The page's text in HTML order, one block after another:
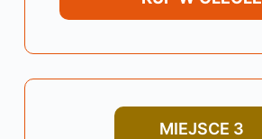
MIEJSCE 3